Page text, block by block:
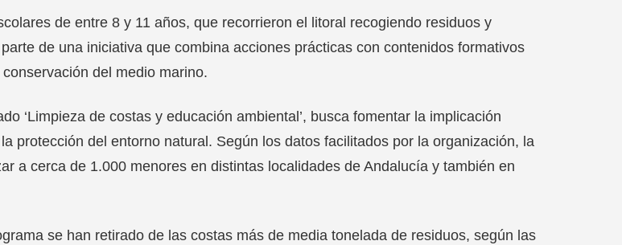
de entre 8 y 11 años, que recorrieron el litoral recogiendo residuos y
de una iniciativa que combina acciones prácticas con contenidos formativos
del medio marino.
‘Limpieza de costas y educación ambiental’, busca fomentar la implicación
protección del entorno natural. Según los datos facilitados por la organización, la
a cerca de 1.000 menores en distintas localidades de Andalucía y también en
se han retirado de las costas más de media tonelada de residuos, según las